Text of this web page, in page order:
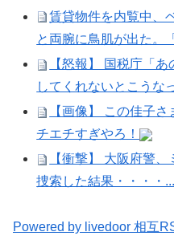
賃貸物件を内覧中、
と両腕に鳥肌が出た。
【怒報】 国税庁「
してくれないとこうな
【画像】 この佳子
チエチすぎやろ！
【衝撃】 大阪府警
捜索した結果・・・・...
Powered by livedoor 相互